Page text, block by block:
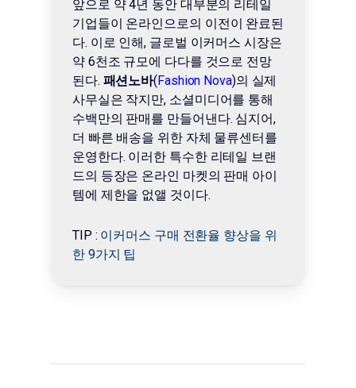
앞으로 약 4년 동안 대부분의 리테일
기업들이 온라인으로의 이전이 완료된
다. 이로 인해, 글로벌 이커머스 시장은
약 6천조 규모에 다다를 것으로 전망
된다. 패션노바( Fashion Nova)의 실제
사무실은 작지만, 소셜미디어를 통해
수백만의 판매를 만들어낸다. 심지어,
더 빠른 배송을 위한 자체 물류센터를
운영한다. 이러한 특수한 리테일 브랜
드의 등장은 온라인 마켓의 판매 아이
템에 제한을 없앨 것이다.
TIP : 이커머스 구매 전환율 향상을 위
한 9가지 팁